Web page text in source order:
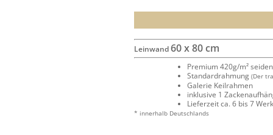
Leinwand60 x 80 cm
Premium 420g/m²
Standardrahmung (Der
Galerie Keilrahmen
inklusive 1
Lieferzeit ca. 6 bis 7
* innerhalb Deutschlands